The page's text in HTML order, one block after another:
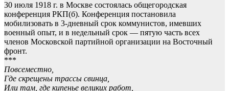
30 июля 1918 г. в Москве состоялась общегородская
конференция РКП(б). Конференция постановила
мобилизовать в 3-дневный срок коммунистов, имевших
военный опыт, и в недельный срок — пятую часть всех
членов Московской партийной организации на Восточный
фронт.
***
Повсеместно,
Где скрещены трассы свинца,
Или там, где кипенье великих работ,